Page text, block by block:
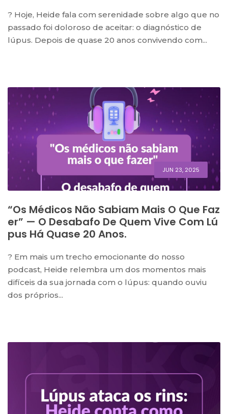
?️ Hoje, Heide fala com serenidade sobre algo que no
passado foi doloroso de aceitar: o diagnóstico de
lúpus. Depois de quase 20 anos convivendo com...
JUN 23, 2025
“Os Médicos Não Sabiam Mais O Que Faz
Er” — O Desabafo De Quem Vive Com Lú
Pus Há Quase 20 Anos.
?️ Em mais um trecho emocionante do nosso
podcast, Heide relembra um dos momentos mais
difíceis da sua jornada com o lúpus: quando ouviu
dos próprios...